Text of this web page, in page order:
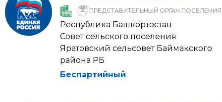
ПРЕДСТАВИТЕЛЬНЫЙ ОРГАН ПОСЕЛЕНИЯ
Республика Башкортостан
Совет сельского поселения
Яратовский сельсовет Баймакского
района РБ
Беспартийный